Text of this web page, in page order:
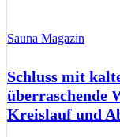
Sauna Magazin
Schluss mit
überraschende
Kreislauf und